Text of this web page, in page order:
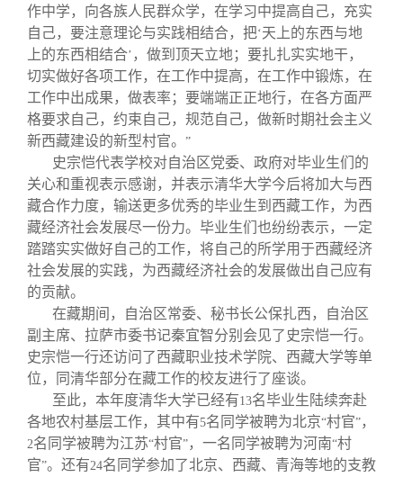
作中学，向各族人民群众学，在学习中提高自己，充实
自己，要注意理论与实践相结合，把‘天上的东西与地
上的东西相结合’ ，做到顶天立地；要扎扎实实地干，
切实做好各项工作，在工作中提高，在工作中锻炼，在
工作中出成果，做表率；要端端正正地行，在各方面严
格要求自己，约束自己，规范自己，做新时期社会主义
新西藏建设的新型村官。 ”
史宗恺代表学校对自治区党委、政府对毕业生们的
关心和重视表示感谢，并表示清华大学今后将加大与西
藏合作力度，输送更多优秀的毕业生到西藏工作，为西
藏经济社会发展尽一份力。毕业生们也纷纷表示，一定
踏踏实实做好自己的工作，将自己的所学用于西藏经济
社会发展的实践，为西藏经济社会的发展做出自己应有
的贡献。
在藏期间，自治区常委、秘书长公保扎西，自治区
副主席、拉萨市委书记秦宜智分别会见了史宗恺一行。
史宗恺一行还访问了西藏职业技术学院、西藏大学等单
位，同清华部分在藏工作的校友进行了座谈。
至此，本年度清华大学已经有13名毕业生陆续奔赴
各地农村基层工作，其中有5名同学被聘为北京“村官” ，
2名同学被聘为江苏“村官” ，一名同学被聘为河南“村
官”。还有24名同学参加了北京、西藏、青海等地的支教